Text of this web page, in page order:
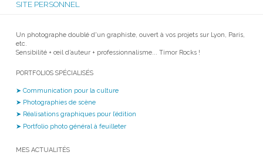
SITE PERSONNEL
Un photographe doublé d'un graphiste, ouvert à vos projets sur Lyon, Paris,
etc.
Sensibilité + œil d’auteur + professionnalisme... Timor Rocks !
PORTFOLIOS SPÉCIALISÉS
➤ Communication pour la culture
➤ Photographies de scène
➤ Réalisations graphiques pour l’édition
➤ Portfolio photo général à feuilleter
MES ACTUALITÉS